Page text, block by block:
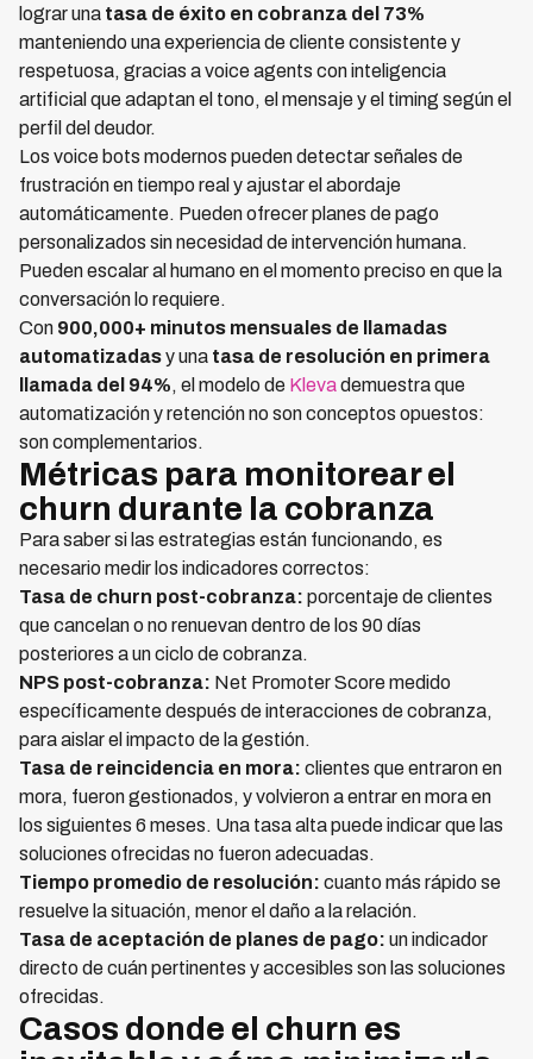
lograr una tasa de éxito en cobranza del 73%
manteniendo una experiencia de cliente consistente y
respetuosa, gracias a voice agents con inteligencia
artificial que adaptan el tono, el mensaje y el timing según el
perfil del deudor.
Los voice bots modernos pueden detectar señales de
frustración en tiempo real y ajustar el abordaje
automáticamente. Pueden ofrecer planes de pago
personalizados sin necesidad de intervención humana.
Pueden escalar al humano en el momento preciso en que la
conversación lo requiere.
Con 900,000+ minutos mensuales de llamadas
automatizadasy una tasa de resolución en primera
llamada del 94%, el modelo de Klevademuestra que
automatización y retención no son conceptos opuestos:
son complementarios.
Métricas para monitorear el
churn durante la cobranza
Para saber si las estrategias están funcionando, es
necesario medir los indicadores correctos:
Tasa de churn post-cobranza: porcentaje de clientes
que cancelan o no renuevan dentro de los 90 días
posteriores a un ciclo de cobranza.
NPS post-cobranza: Net Promoter Score medido
específicamente después de interacciones de cobranza,
para aislar el impacto de la gestión.
Tasa de reincidencia en mora: clientes que entraron en
mora, fueron gestionados, y volvieron a entrar en mora en
los siguientes 6 meses. Una tasa alta puede indicar que las
soluciones ofrecidas no fueron adecuadas.
Tiempo promedio de resolución: cuanto más rápido se
resuelve la situación, menor el daño a la relación.
Tasa de aceptación de planes de pago: un indicador
directo de cuán pertinentes y accesibles son las soluciones
ofrecidas.
Casos donde el churn es